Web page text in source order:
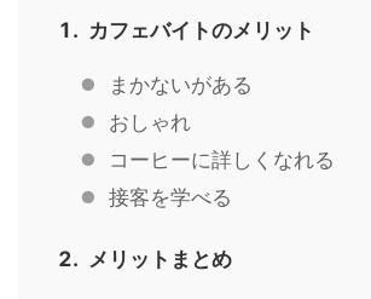
カフェバイトのメリット
まかないがある
おしゃれ
コーヒーに詳しくなれる
接客を学べる
メリットまとめ